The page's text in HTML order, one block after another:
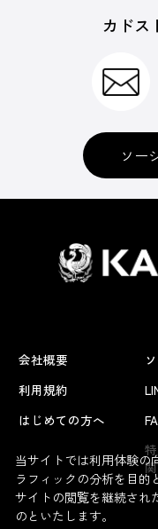
カドス
ソー
会社概要
利用規約
はじめての方へ
当サイトでは利用体験の
ラフィックの分析を目
サイトの閲覧を継続され
のといたします。